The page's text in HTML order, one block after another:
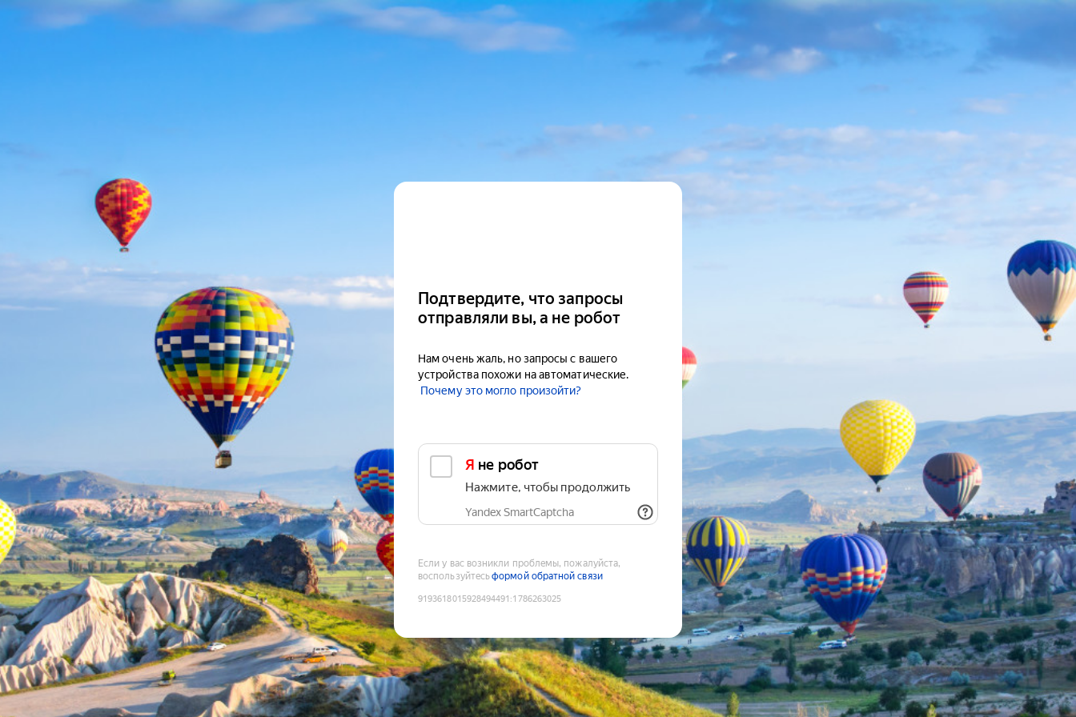
Подтвердите, что запросы
отправляли вы, а не робот
Нам очень жаль, но запросы с вашего
устройства похожи на автоматические.
Почему это могло произойти?
Я не робот
Нажмите, чтобы продолжить
Yandex SmartCaptcha
Если у вас возникли проблемы, пожалуйста,
воспользуйтесьформой обратной связи
9193618015928494491 :1786263025